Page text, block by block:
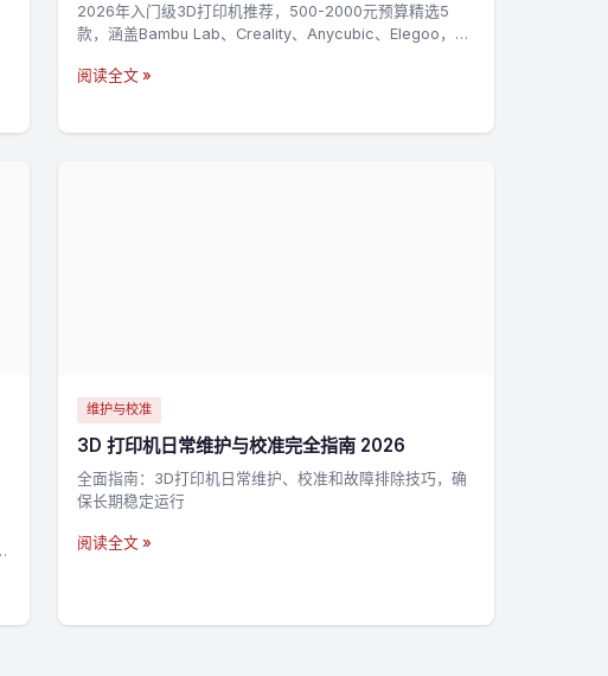
2026年入门级3D打印机推荐，500-2000元预算精选5
款，涵盖Bambu Lab、Creality、Anycubic、Elegoo，新
阅读全文 »
维护与校准
3D 打印机日常维护与校准完全指南 2026
全面指南：3D打印机日常维护、校准和故障排除技巧，确
保长期稳定运行
阅读全文 »